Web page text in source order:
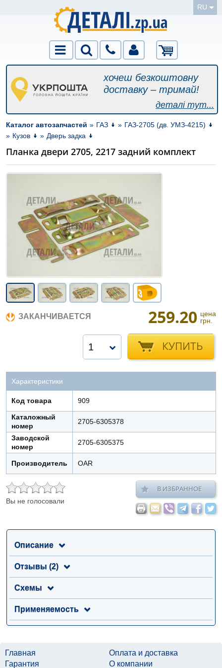
RU
хочеш безкоштовну
доставку – тримай!
деталі тут...
Каталог автозапчастей » ГАЗ » ГАЗ-2705 (дв. УМЗ-4215)
» Кузов » Дверь задка
Планка двери 2705, 2217 задний комплект
ЗАКАНЧИВАЕТСЯ 259.20 цена
грн.
КУПИТЬ
1
Характеристики
Код товара 909
Каталожный
номер
2705-6305378
Заводской
номер
2705-6305375
Производитель OAR
Вы не голосовали
В ИЗБРАННОЕ
Описание
Отзывы (2)
Схемы
Применяемость
Главная
Оплата и доставка
Гарантия
О компании